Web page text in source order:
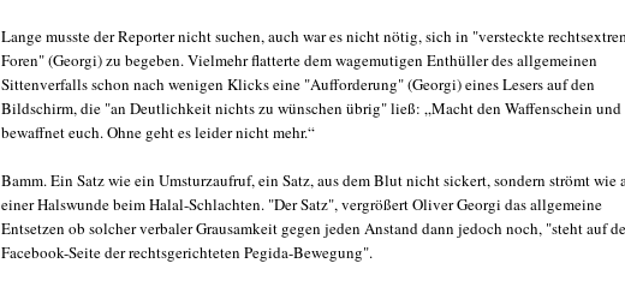
Lange musste der Reporter nicht suchen, auch war es nicht nötig, sich in "versteckte
Foren" (Georgi) zu begeben. Vielmehr flatterte dem wagemutigen Enthüller des allgemeinen
Sittenverfalls schon nach wenigen Klicks eine "Aufforderung" (Georgi) eines Lesers auf den
Bildschirm, die "an Deutlichkeit nichts zu wünschen übrig" ließ: „Macht den Waffenschein und
bewaffnet euch. Ohne geht es leider nicht mehr.“
Bamm. Ein Satz wie ein Umsturzaufruf, ein Satz, aus dem Blut nicht sickert, sondern strömt wie
einer Halswunde beim Halal-Schlachten. "Der Satz", vergrößert Oliver Georgi das allgemeine
Entsetzen ob solcher verbaler Grausamkeit gegen jeden Anstand dann jedoch noch, "steht auf
Facebook-Seite der rechtsgerichteten Pegida-Bewegung".